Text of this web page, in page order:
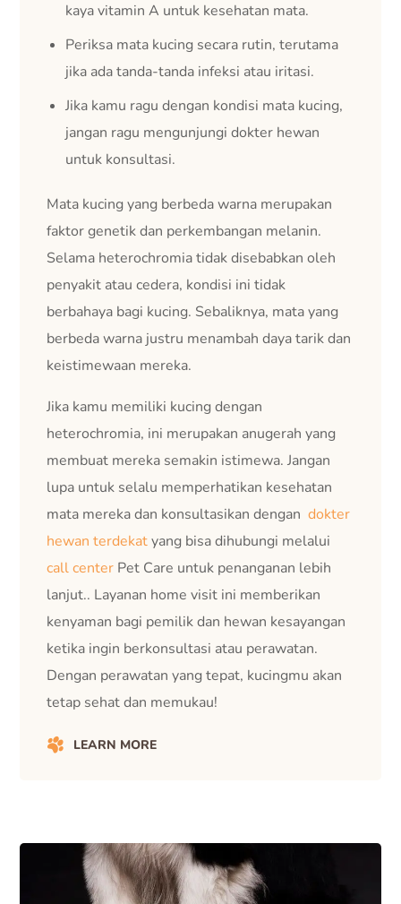
kaya vitamin A untuk kesehatan mata.
Periksa mata kucing secara rutin, terutama
jika ada tanda-tanda infeksi atau iritasi.
Jika kamu ragu dengan kondisi mata kucing,
jangan ragu mengunjungi dokter hewan
untuk konsultasi.
Mata kucing yang berbeda warna merupakan
faktor genetik dan perkembangan melanin.
Selama heterochromia tidak disebabkan oleh
penyakit atau cedera, kondisi ini tidak
berbahaya bagi kucing. Sebaliknya, mata yang
berbeda warna justru menambah daya tarik dan
keistimewaan mereka.
Jika kamu memiliki kucing dengan
heterochromia, ini merupakan anugerah yang
membuat mereka semakin istimewa. Jangan
lupa untuk selalu memperhatikan kesehatan
mata mereka dan konsultasikan dengandokter
hewan terdekatyang bisa dihubungi melalui
call center Pet Care untuk penanganan lebih
lanjut.. Layanan home visit ini memberikan
kenyaman bagi pemilik dan hewan kesayangan
ketika ingin berkonsultasi atau perawatan.
Dengan perawatan yang tepat, kucingmu akan
tetap sehat dan memukau!
LEARN MORE